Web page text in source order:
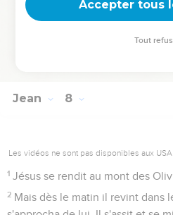
Ils lui répondirent : « Es-tu, toi
Jean 8
Les vidéos ne sont pas disponibles aux USA
1 Jésus se rendit au mont des
2 Mais dès le matin il revint dans
Accepter tous
Tout